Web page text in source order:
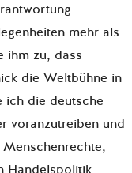
mehr als
ihm zu, dass
die Weltbühne in
ich die deutsche
voranzutreiben und